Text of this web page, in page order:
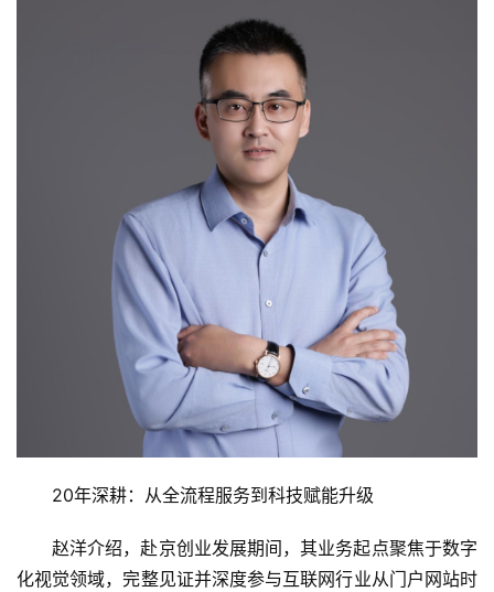
20年深耕：从全流程服务到科技赋能升级
赵洋介绍，赴京创业发展期间，其业务起点聚焦于数字
化视觉领域，完整见证并深度参与互联网行业从门户网站时